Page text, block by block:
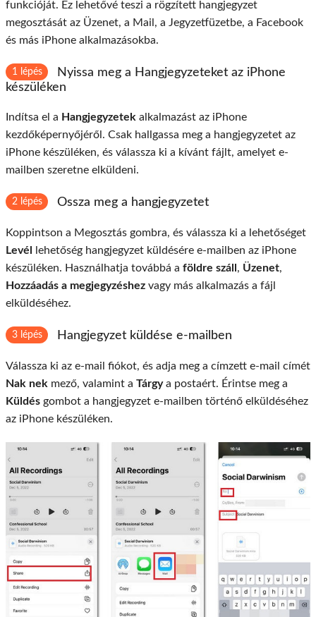
funkcióját. Ez lehetővé teszi a rögzített hangjegyzet
megosztását az Üzenet, a Mail, a Jegyzetfüzetbe, a Facebook
és más iPhone alkalmazásokba.
1 lépés
Nyissa meg a Hangjegyzeteket az iPhone
készüléken
Indítsa el a Hangjegyzetek alkalmazást az iPhone
kezdőképernyőjéről. Csak hallgassa meg a hangjegyzetet az
iPhone készüléken, és válassza ki a kívánt fájlt, amelyet e-
mailben szeretne elküldeni.
2 lépés Ossza meg a hangjegyzetet
Koppintson a Megosztás gombra, és válassza ki a lehetőséget
Levél
lehetőség hangjegyzet küldésére e-mailben az iPhone
készüléken. Használhatja továbbá a földre száll , Üzenet,
Hozzáadás a megjegyzéshez vagy más alkalmazás a fájl
elküldéséhez.
3 lépés Hangjegyzet küldése e-mailben
Válassza ki az e-mail fiókot, és adja meg a címzett e-mail címét
Nak nek mező, valamint a Tárgya postaért. Érintse meg a
Küldés gombot a hangjegyzet e-mailben történő elküldéséhez
az iPhone készüléken.